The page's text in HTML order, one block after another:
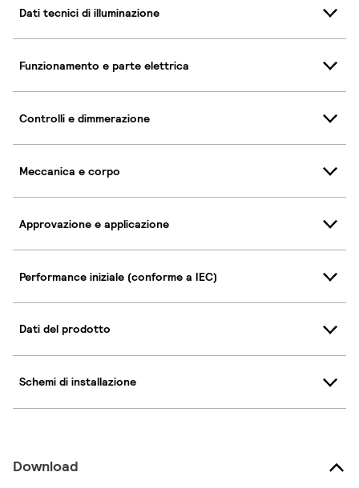
Dati tecnici di illuminazione
Funzionamento e parte elettrica
Controlli e dimmerazione
Meccanica e corpo
Approvazione e applicazione
Performance iniziale (conforme a IEC)
Dati del prodotto
Schemi di installazione
Download